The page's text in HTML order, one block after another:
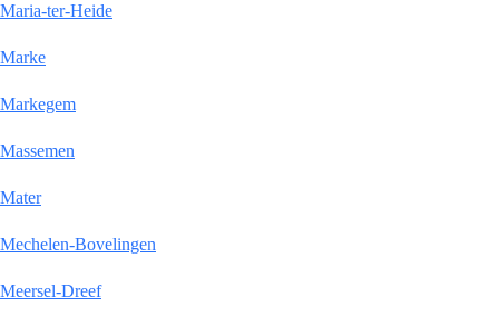
Maria-ter-Heide
Marke
Markegem
Massemen
Mater
Mechelen-Bovelingen
Meersel-Dreef